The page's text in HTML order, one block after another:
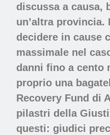
discussa a causa,
un’altra provincia.
decidere in cause
massimale nel
danni fino a cento
proprio una
Recovery Fund di
pilastri della
questi: giudici